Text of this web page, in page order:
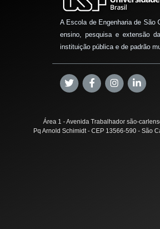
A Escola de Engenharia de São
ensino, pesquisa e extensão
instituição pública e de padrão
Área 1 - Avenida Trabalhador são-
Pq Arnold Schimidt - CEP 13566-590 - São